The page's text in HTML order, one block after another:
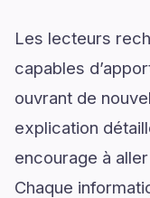
Les lecteurs
capables
ouvrant de
explication
encourage à
Chaque